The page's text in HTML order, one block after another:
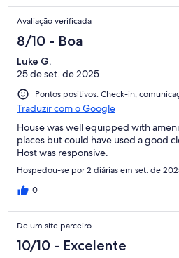
Avaliação verificada
8/10 - Boa
Luke G.
25 de set. de 2025
Pontos positivos: Check-in,
Traduzir com o Google
House was well equipped with
places but could have used a good
Host was responsive.
Hospedou-se por 2 diárias em set. de
0
De um site parceiro
10/10 - Excelente